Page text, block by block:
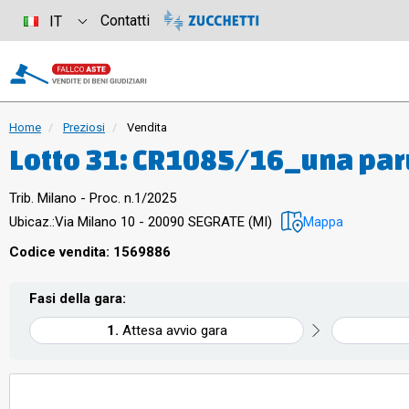
Home Preziosi Vendita
Lotto 31: CR1085/16_una
bracciale in oro 750 gr.48,56;
un bracciale in oro 750
Trib. Milano - Proc. n.1/2025
Ubicaz.:Via Milano 10 - 20090 SEGRATE (MI) Mappa
Codice vendita: 1569886
Fasi della gara:
Attesa avvio gara
IT Contatti